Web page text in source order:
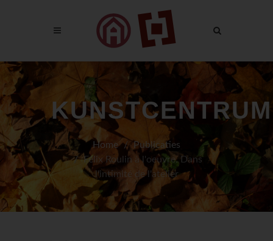
KUNSTCENTRUM
Home
Publicaties
Félix Roulin à l'oeuvre. Dans
l'intimité de l'atelier